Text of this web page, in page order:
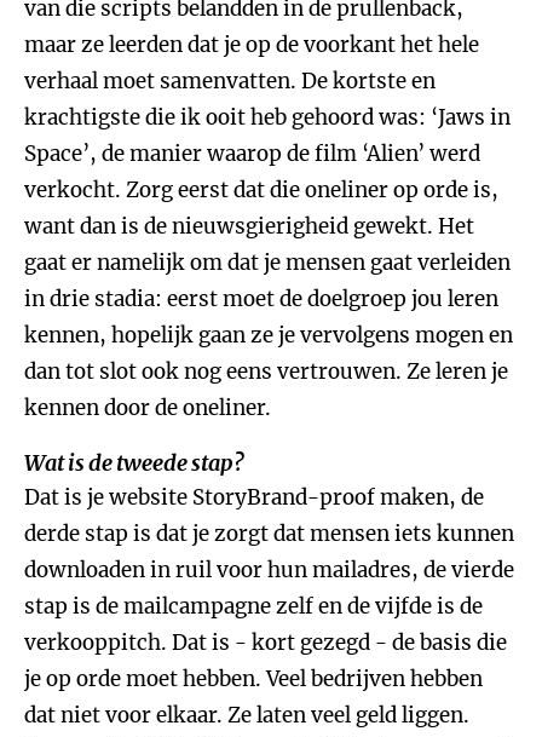
van die scripts belandden in de prullenback,
maar ze leerden dat je op de voorkant het hele
verhaal moet samenvatten. De kortste en
krachtigste die ik ooit heb gehoord was: ‘Jaws in
Space’, de manier waarop de film ‘Alien’ werd
verkocht. Zorg eerst dat die oneliner op orde is,
want dan is de nieuwsgierigheid gewekt. Het
gaat er namelijk om dat je mensen gaat verleiden
in drie stadia: eerst moet de doelgroep jou leren
kennen, hopelijk gaan ze je vervolgens mogen en
dan tot slot ook nog eens vertrouwen. Ze leren je
kennen door de oneliner.
Wat is de tweede stap?
Dat is je website StoryBrand-proof maken, de
derde stap is dat je zorgt dat mensen iets kunnen
downloaden in ruil voor hun mailadres, de vierde
stap is de mailcampagne zelf en de vijfde is de
verkooppitch. Dat is - kort gezegd - de basis die
je op orde moet hebben. Veel bedrijven hebben
dat niet voor elkaar. Ze laten veel geld liggen.